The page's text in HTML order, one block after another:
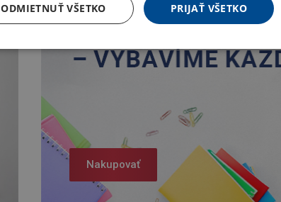
Nakupovať
PRIJAŤ VŠETKO
ODMIETNUŤ VŠETKO